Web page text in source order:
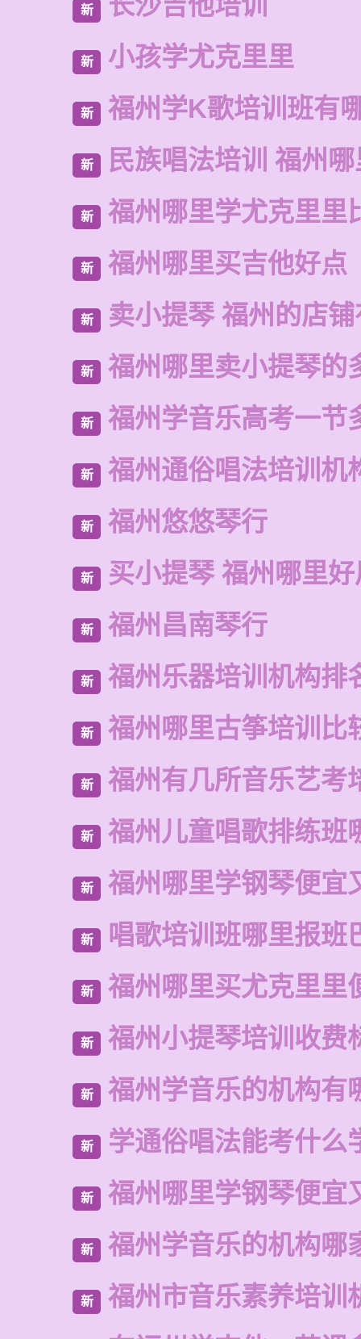
新
新 小孩学尤克里里
新 福州学K歌培训班有
新 民族唱法培训 福州
新 福州哪里学尤克里里
新 福州哪里买吉他好点
新 卖小提琴 福州的店
新 福州哪里卖小提琴的
新 福州学音乐高考一节
新 福州通俗唱法培训机
新 福州悠悠琴行
新 买小提琴 福州哪里
新 福州昌南琴行
新 福州乐器培训机构排
新 福州哪里古筝培训比
新 福州有几所音乐艺考
新 福州儿童唱歌排练班
新 福州哪里学钢琴便宜
新 唱歌培训班哪里报班
新 福州哪里买尤克里里
新 福州小提琴培训收费
新 福州学音乐的机构有
新 学通俗唱法能考什么
新 福州哪里学钢琴便宜
新 福州学音乐的机构哪
新
福州市音乐素养培训